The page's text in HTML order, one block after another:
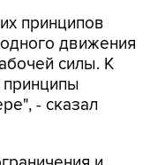
принципов
движения
силы. К
принципы
- сказал